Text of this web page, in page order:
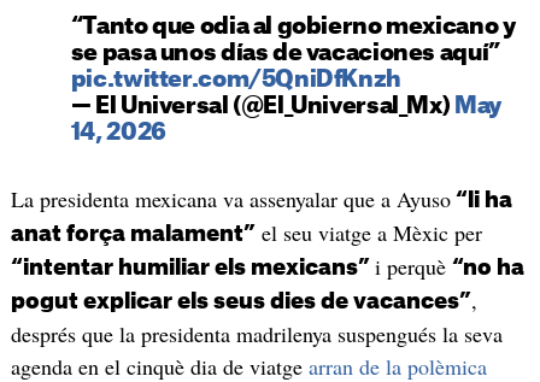
“Tanto que odia al gobierno mexicano y
se pasa unos días de vacaciones aquí”
pic.twitter.com/5QniDfKnzh
— El Universal (@El_Universal_Mx) May
14, 2026
La presidenta mexicana va assenyalar que a Ayuso“li ha
anat força malament”el seu viatge a Mèxic per
“intentar humiliar els mexicans” i perquè “no ha
pogut explicar els seus dies de vacances”,
després que la presidenta madrilenya suspengués la seva
agenda en el cinquè dia de viatge arran de la polèmica